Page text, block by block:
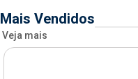
Mais Vendidos
Veja mais